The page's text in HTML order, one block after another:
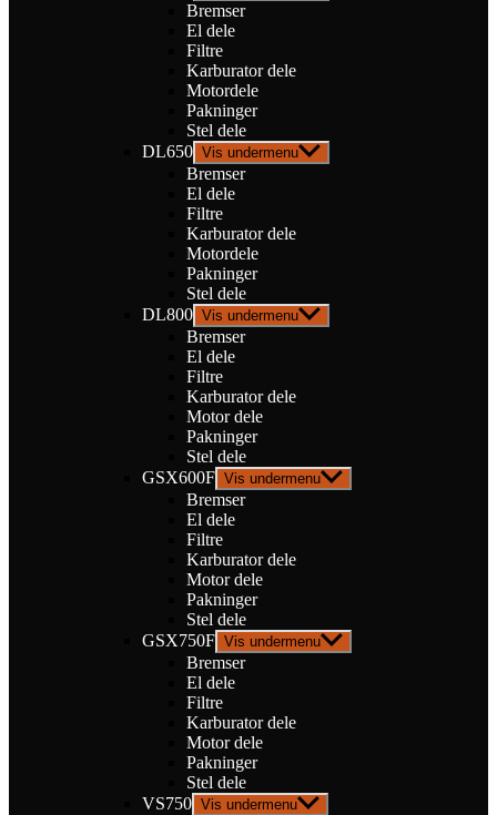
Bremser
El dele
Filtre
Karburator dele
Motordele
Pakninger
Stel dele
DL650 Vis undermenu
Bremser
El dele
Filtre
Karburator dele
Motordele
Pakninger
Stel dele
DL800 Vis undermenu
Bremser
El dele
Filtre
Karburator dele
Motor dele
Pakninger
Stel dele
GSX600F Vis undermenu
Bremser
El dele
Filtre
Karburator dele
Motor dele
Pakninger
Stel dele
GSX750F Vis undermenu
Bremser
El dele
Filtre
Karburator dele
Motor dele
Pakninger
Stel dele
VS750 Vis undermenu